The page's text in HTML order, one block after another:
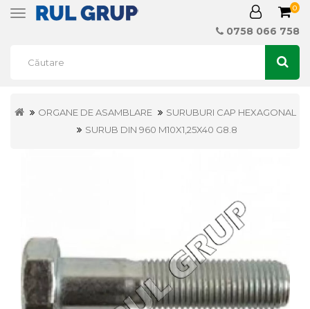
Toggle
0
0758 066 758
ORGANE DE ASAMBLARE
SURUBURI CAP HEXAGONAL
SURUB DIN 960 M10X1,25X40 G8.8